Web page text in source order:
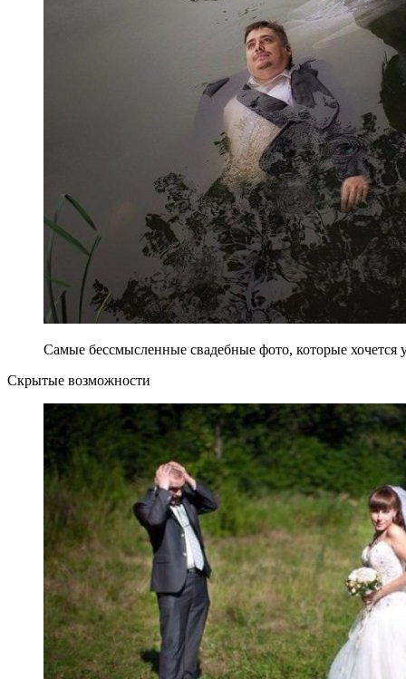
Самые бессмысленные свадебные фото, которые хочется
Скрытые возможности